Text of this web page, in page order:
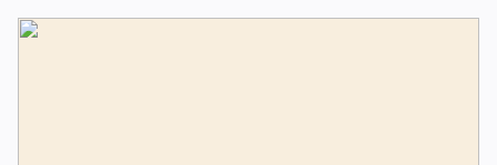
Trends, Coffee & Beverage Trends, Education Trends,
Health & Wellness Trends, E-Commerce Trends,